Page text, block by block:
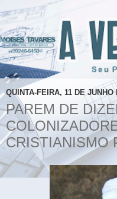
QUINTA-FEIRA, 11 DE JUNHO
PAREM DE
CRISTIANISMO